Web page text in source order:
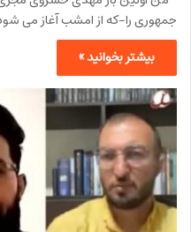
جمهوری را-که از امشب آغاز
بیشتر بخوانید »